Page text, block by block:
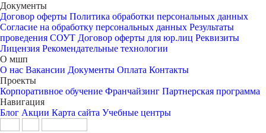
Документы
Договор оферты Политика обработки персональных данных
Согласие на обработку персональных данных Результаты
проведения СОУТ Договор оферты для юр.лиц Реквизиты
Лицензия Рекомендательные технологии
О мшп
О нас Вакансии Документы Оплата Контакты
Проекты
Корпоративное обучение Франчайзинг Партнерская программа
Навигация
Блог Акции Карта сайта Учебные центры